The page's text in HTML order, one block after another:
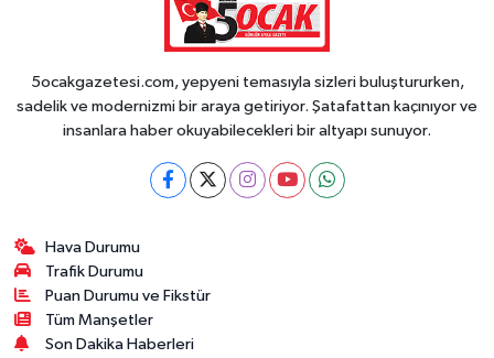
5ocakgazetesi.com, yepyeni temasıyla sizleri buluştururken,
sadelik ve modernizmi bir araya getiriyor. Şatafattan kaçınıyor ve
insanlara haber okuyabilecekleri bir altyapı sunuyor.
Hava Durumu
Trafik Durumu
Puan Durumu ve Fikstür
Tüm Manşetler
Son Dakika Haberleri